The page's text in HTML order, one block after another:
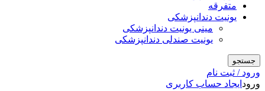
متفرقه
یونیت دندانپزشکی
مینی یونیت دندانپزشکی
یونیت صندلی دندانپزشکی
جستجو
ورود / ثبت نام
ورود ایجاد حساب کاربری